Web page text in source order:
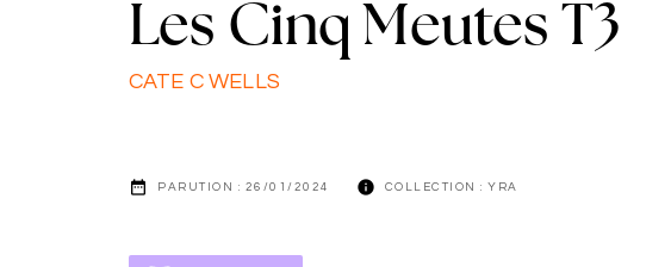
Les Cinq Meutes T3
CATE C WELLS
date_range PARUTION : 26/01/2024 info COLLECTION : YRA